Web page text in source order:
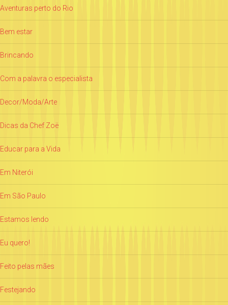
Aventuras perto do Rio
Bem estar
Brincando
Com a palavra o especialista
Decor/Moda/Arte
Dicas da Chef Zoë
Educar para a Vida
Em Niterói
Em São Paulo
Estamos lendo
Eu quero!
Feito pelas mães
Festejando